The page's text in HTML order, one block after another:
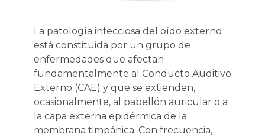
La patología infecciosa del oído externo
está constituida por un grupo de
enfermedades que afectan
fundamentalmente al Conducto Auditivo
Externo (CAE) y que se extienden,
ocasionalmente, al pabellón auricular o a
la capa externa epidérmica de la
membrana timpánica. Con frecuencia,